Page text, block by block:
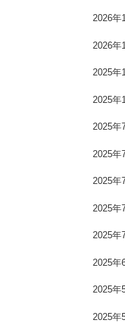
2026年
2026年
2025年
2025年
2025年
2025年
2025年
2025年
2025年
2025年
2025年
2025年